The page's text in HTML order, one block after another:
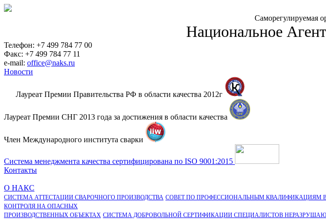
Саморегулируемая
Национальное
Телефон: +7 499 784 77 00
Факс: +7 499 784 77 11
e-mail: office@naks.ru
Новости
Лауреат Премии Правительства РФ в области качества 2012г
Лауреат Премии СНГ 2013 года за достижения в области качества
Член Международного института сварки
Система менеджмента качества сертифицирована по ISO 9001:2015
Контакты
О НАКС
СИСТЕМА АТТЕСТАЦИИ СВАРОЧНОГО ПРОИЗВОДСТВА СОВЕТ ПО ПРОФЕССИОНАЛЬНЫМ КВАЛИФИКАЦИЯМ
КОНТРОЛЯ НА ОПАСНЫХ
ПРОИЗВОДСТВЕННЫХ ОБЪЕКТАХ СИСТЕМА ДОБРОВОЛЬНОЙ СЕРТИФИКАЦИИ СПЕЦИАЛИСТОВ